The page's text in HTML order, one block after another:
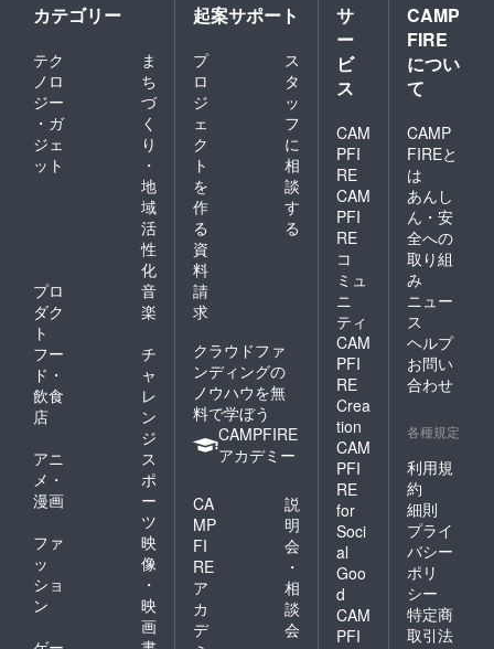
カテゴリー
テク
ノロ
ジー
・ガ
ジェ
ット
ま
ち
づ
く
り
・
地
域
活
性
化
プロ
ダク
ト
音
楽
フー
ド・
飲食
店
チ
ャ
レ
ン
ジ
アニ
メ・
漫画
ス
ポ
ー
ツ
ファ
ッ
ショ
ン
映
像
・
映
画
起案サポート
プ
ロ
ジ
ェ
ク
ト
を
作
る
ス
タ
ッ
フ
に
相
談
す
る
資
料
請
求
クラウドファ
ンディングの
ノウハウを無
料で学ぼう
CAMPFIRE
アカデミー
CA
MP
FI
RE
ア
カ
デ
説
明
会
・
相
談
会
サ
ー
ビ
ス
CAM
PFI
RE
CAM
PFI
RE
コ
ミュ
ニ
ティ
CAM
PFI
RE
Crea
tion
CAM
PFI
RE
for
Soci
al
Goo
d
CAM
PFI
CAMP
FIRE
につい
て
CAMP
FIREと
は
あんし
ん・安
全への
取り組
み
ニュー
ス
ヘルプ
お問い
合わせ
各種規定
利用規
約
細則
プライ
バシー
ポリ
シー
特定商
取引法